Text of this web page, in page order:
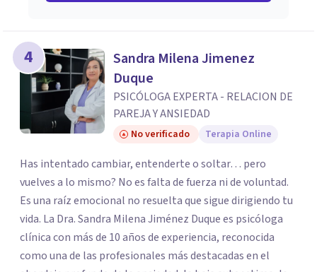
4
Sandra Milena Jimenez
Duque
PSICÓLOGA EXPERTA - RELACION DE
PAREJA Y ANSIEDAD
No verificado Terapia Online
Has intentado cambiar, entenderte o soltar… pero
vuelves a lo mismo? No es falta de fuerza ni de voluntad.
Es una raíz emocional no resuelta que sigue dirigiendo tu
vida. La Dra. Sandra Milena Jiménez Duque es psicóloga
clínica con más de 10 años de experiencia, reconocida
como una de las profesionales más destacadas en el